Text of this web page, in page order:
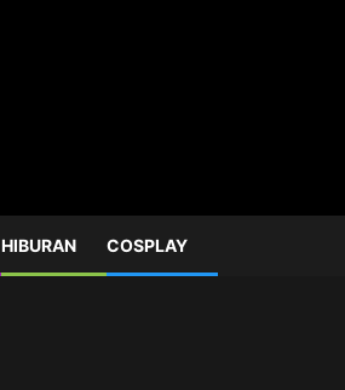
HIBURAN COSPLAY